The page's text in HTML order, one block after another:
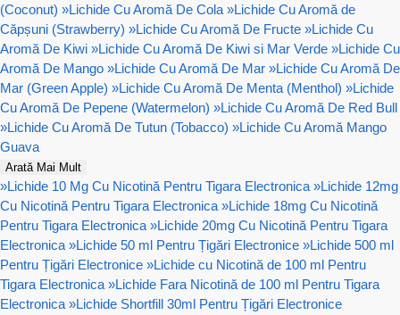
(Coconut) »Lichide Cu Aromă De Cola »Lichide Cu Aromă de
Căpșuni (Strawberry) »Lichide Cu Aromă De Fructe »Lichide Cu
Aromă De Kiwi »Lichide Cu Aromă De Kiwi si Mar Verde »Lichide Cu
Aromă De Mango »Lichide Cu Aromă De Mar »Lichide Cu Aromă De
Mar (Green Apple) »Lichide Cu Aromă De Menta (Menthol) »Lichide
Cu Aromă De Pepene (Watermelon) »Lichide Cu Aromă De Red Bull
»Lichide Cu Aromă De Tutun (Tobacco) »Lichide Cu Aromă Mango
Guava
Arată Mai Mult
»Lichide 10 Mg Cu Nicotină Pentru Tigara Electronica »Lichide 12mg
Cu Nicotină Pentru Tigara Electronica »Lichide 18mg Cu Nicotină
Pentru Tigara Electronica »Lichide 20mg Cu Nicotină Pentru Tigara
Electronica »Lichide 50 ml Pentru Țigări Electronice »Lichide 500 ml
Pentru Țigări Electronice »Lichide cu Nicotină de 100 ml Pentru
Tigara Electronica »Lichide Fara Nicotină de 100 ml Pentru Tigara
Electronica »Lichide Shortfill 30ml Pentru Țigări Electronice